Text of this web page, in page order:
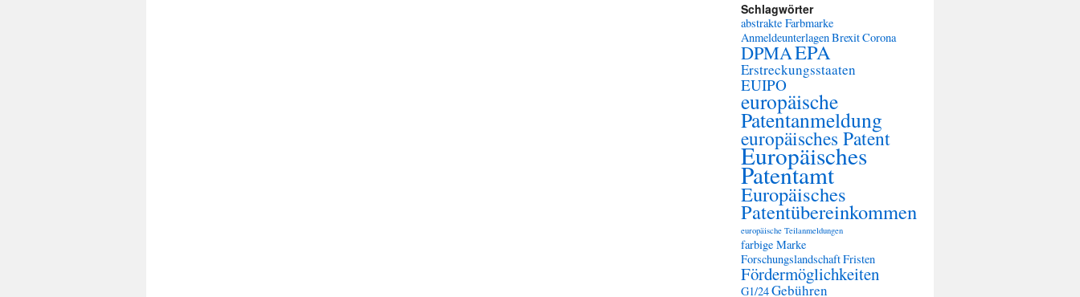
Schlagwörter
abstrakte Farbmarke
AnmeldeunterlagenBrexitCorona
DPMAEPA
Erstreckungsstaaten
EUIPO
europäische
Patentanmeldung
europäisches Patent
Europäisches
Patentamt
Europäisches
Patentübereinkommen
europäische Teilanmeldungen
farbige Marke
ForschungslandschaftFristen
Fördermöglichkeiten
G1/24Gebühren